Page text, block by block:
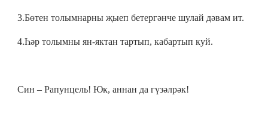
3.Бөтен толымнарны җыеп бетергәнче шулай дәвам ит.
4.Һәр толымны ян-яктан тартып, кабартып куй.
Син – Рапунцель! Юк, аннан да гүзәлрәк!